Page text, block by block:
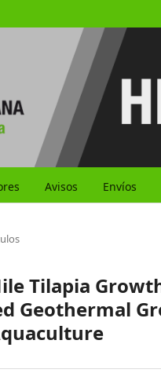
Avisos Envíos
Tilapia
Geothermal